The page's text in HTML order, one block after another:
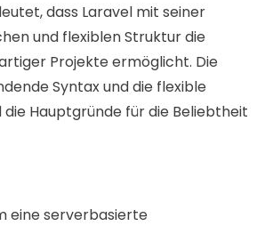
dass Laravel mit seiner
und flexiblen Struktur die
Projekte ermöglicht. Die
Syntax und die flexible
Hauptgründe für die Beliebtheit
eine serverbasierte